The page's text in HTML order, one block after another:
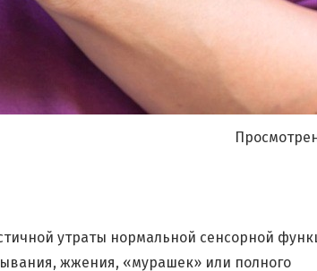
утраты нормальной сенсорной
жжения, «мурашек» или полного